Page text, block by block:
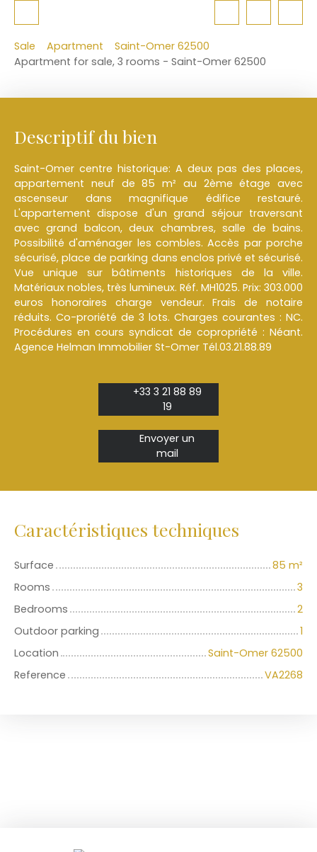
Sale Apartment
Saint-Omer 62500
Apartment for sale, 3 rooms - Saint-Omer 62500
Descriptif du bien
Saint-Omer centre historique: A deux pas des places,
appartement neuf de 85 m² au 2ème étage avec
ascenseur dans magnifique édifice restauré.
L'appartement dispose d'un grand séjour traversant
avec grand balcon, deux chambres, salle de bains.
Possibilité d'aménager les combles. Accès par porche
sécurisé, place de parking dans enclos privé et sécurisé.
Vue unique sur bâtiments historiques de la ville.
Matériaux nobles, très lumineux. Réf. MH1025. Prix: 303.000
euros honoraires charge vendeur. Frais de notaire
réduits. Co-proriété de 3 lots. Charges courantes : NC.
Procédures en cours syndicat de copropriété : Néant.
Agence Helman Immobilier St-Omer Tél.03.21.88.89
+33 3 21 88 89
19
Envoyer un
mail
Caractéristiques techniques
Surface 85 m²
Rooms
3
Bedrooms
2
Outdoor parking
1
Location
Saint-Omer 62500
Reference
VA2268